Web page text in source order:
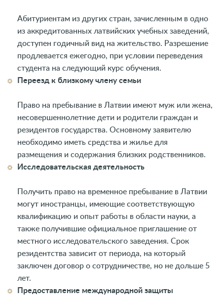
Абитуриентам из других стран, зачисленным в одно
из аккредитованных латвийских учебных заведений,
доступен годичный вид на жительство. Разрешение
продлевается ежегодно, при условии переведения
студента на следующий курс обучения.
Переезд к близкому члену семьи
Право на пребывание в Латвии имеют муж или жена,
несовершеннолетние дети и родители граждан и
резидентов государства. Основному заявителю
необходимо иметь средства и жилье для
размещения и содержания близких родственников.
Исследовательская деятельность
Получить право на временное пребывание в Латвии
могут иностранцы, имеющие соответствующую
квалификацию и опыт работы в области науки, а
также получившие официальное приглашение от
местного исследовательского заведения. Срок
резидентства зависит от периода, на который
заключен договор о сотрудничестве, но не дольше 5
лет.
Предоставление международной защиты